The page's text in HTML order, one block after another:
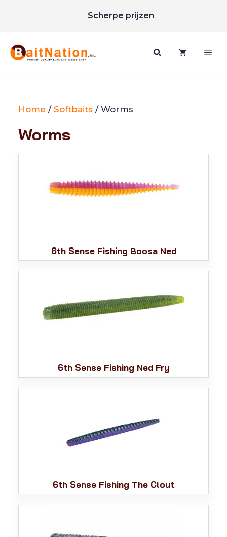
inhoud
Scherpe prijzen
Home / Softbaits / Worms
Worms
6th Sense Fishing Boosa Ned
6th Sense Fishing Ned Fry
6th Sense Fishing The Clout